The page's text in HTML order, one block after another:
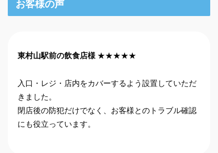
お客様の声
東村山駅前の飲食店様 ★★★★★
入口・レジ・店内をカバーするよう設置していただ
きました。
閉店後の防犯だけでなく、お客様とのトラブル確認
にも役立っています。